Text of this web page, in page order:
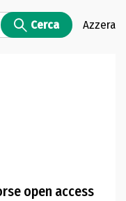
Cerca Azzera
open access